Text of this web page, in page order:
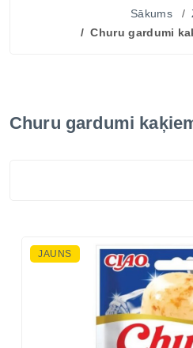
Sākums
Churu gardumi
Churu gardumi
JAUNS